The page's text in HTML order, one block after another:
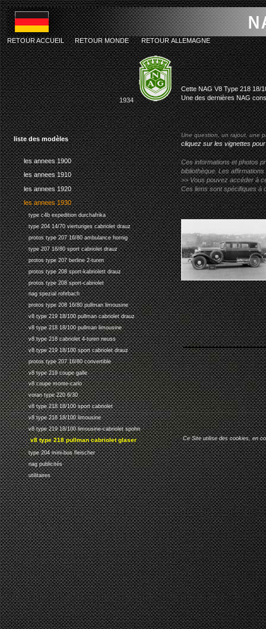
liste des modèles
les annees 1900
les annees 1910
les annees 1920
les annees 1930
type c4b expedition durchafrika
type 204 14/70 vierturiges cabriolet drauz
protos type 207 16/80 ambulance hornig
type 207 16/80 sport cabriolet drauz
protos type 207 berline 2-turen
protos type 208 sport-kabriolett drauz
protos type 208 sport-cabriolet
nag spezial rohrbach
protos type 208 16/80 pullman limousine
v8 type 219 18/100 pullman cabriolet drauz
v8 type 218 18/100 pullman limousine
v8 type 218 cabriolet 4-turen neuss
v8 type 219 18/100 sport cabriolet drauz
protos type 207 16/80 convertible
v8 type 219 coupe galle
v8 coupe monte-carlo
voran type 220 6/30
v8 type 218 18/100 sport cabriolet
v8 type 218 18/100 limousine
v8 type 219 18/100 limousine-cabriolet spohn
v8 type 218 pullman cabriolet glaser
type 204 mini-bus fleischer
nag publicités
utilitaires
nag v8
RETOUR ACCUEIL RETOUR MONDE RETOUR ALLEMAGNE
1934
Cette NAG V8 Type 218 18/
Une des dernières NAG
Une question, un rajout, une
cliquez sur les vignettes
Ces informations et photos
bibliothèque. Les
>> Vous pouvez accéder à
Ces liens sont spécifiques à
Ce Site utilise des cookies, en